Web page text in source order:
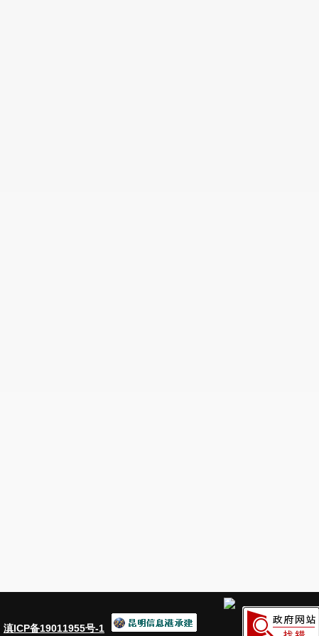
三、需关注问题
(一)负增长行业对服务业影响较大
滇ICP备19011955号-1